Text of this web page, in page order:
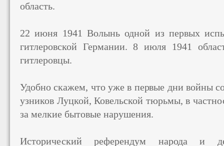
область.
22 июня 1941 Волынь одной из первых
гитлеровской Германии. 8 июля 1941
гитлеровцы.
Удобно скажем, что уже в первые дни войны
узников Луцкой, Ковельской тюрьмы, в
за мелкие бытовые нарушения.
Исторический референдум народа и